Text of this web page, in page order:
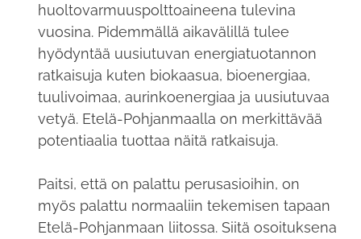
huoltovarmuuspolttoaineena tulevina
vuosina. Pidemmällä aikavälillä tulee
hyödyntää uusiutuvan energiatuotannon
ratkaisuja kuten biokaasua, bioenergiaa,
tuulivoimaa, aurinkoenergiaa ja uusiutuvaa
vetyä. Etelä-Pohjanmaalla on merkittävää
potentiaalia tuottaa näitä ratkaisuja.
Paitsi, että on palattu perusasioihin, on
myös palattu normaaliin tekemisen tapaan
Etelä-Pohjanmaan liitossa. Siitä osoituksena